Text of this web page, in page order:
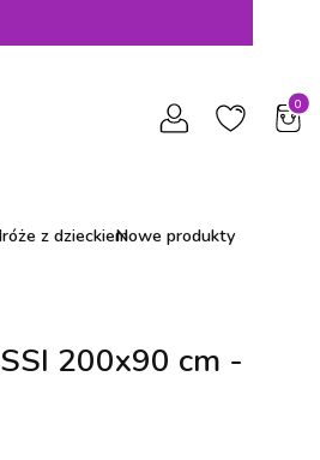
z dzieckiemNowe produkty
200x90 cm -